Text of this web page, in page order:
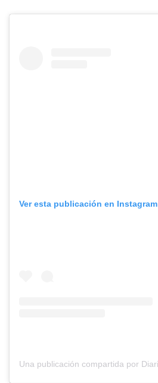
Ver esta publicación en Instagram